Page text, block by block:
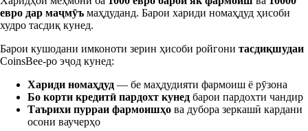
евро дар маҷмӯъ маҳдуданд. Барои хариди номаҳдуд ҳисоби
худро тасдиқ кунед.
Барои кушодани имконоти зерин ҳисоби ройгони тасдиқшудаи
CoinsBee-ро эҷод кунед:
Хариди номаҳдуд — бе маҳдудияти фармоиш ё рӯзона
Бо корти кредитӣ пардохт кунед барои пардохти чандир
Таърихи пурраи фармоишҳо ва дубора зеркашӣ кардани
осони ваучерҳо